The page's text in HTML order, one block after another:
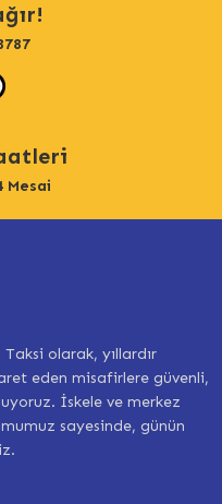
Mesai
olarak, yıllardır
eden misafirlere güvenli,
İskele ve merkez
sayesinde, günün